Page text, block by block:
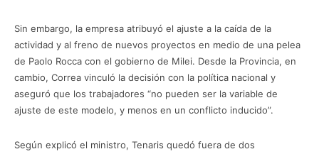
Sin embargo, la empresa atribuyó el ajuste a la caída de la
actividad y al freno de nuevos proyectos en medio de una pelea
de Paolo Rocca con el gobierno de Milei. Desde la Provincia, en
cambio, Correa vinculó la decisión con la política nacional y
aseguró que los trabajadores “no pueden ser la variable de
ajuste de este modelo, y menos en un conflicto inducido”.
Según explicó el ministro, Tenaris quedó fuera de dos